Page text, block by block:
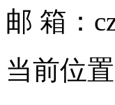
邮 箱：
当前位置